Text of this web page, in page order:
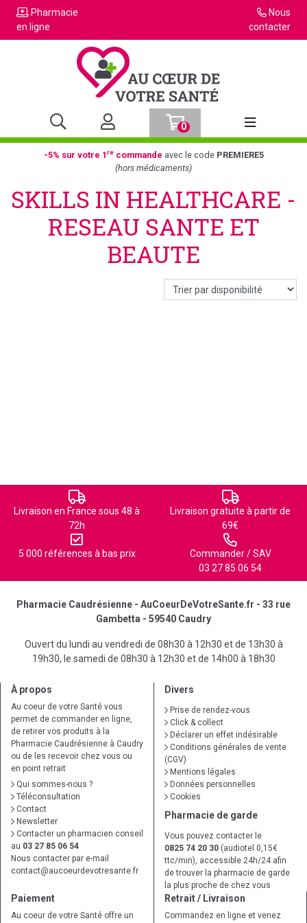
Pharmacie
en ligne
Nous
contacter
0
Afficher la
-5% sur votre 1recommande avec le code PREMIERE5
(hors médicaments)
SKILLS IN HEALTHCARE -
RESEAU SANTE ET
BEAUTE
Livraison en France sous 48 à
72h
Livraison gratuite à partir de
69€
5 000 références à bas prix
Commander / SAV
03 27 85 06 54
Pharmacie Caudrésienne - AuCoeurDeVotreSante.fr - 33 rue
Gambetta - 59540 Caudry
Ouvert du lundi au vendredi de 08h30 à 12h30 et de 13h30 à
19h30, le samedi de 08h30 à 12h30 et de 14h00 à 18h30
À propos
Au coeur de votre Santé vous
permet de commander en ligne,
de retirer vos produits à la
Pharmacie Caudrésienne à Caudry
ou de les recevoir chez vous ou
en point retrait
Qui sommes-nous ?
Téléconsultation
Contact
Newsletter
Contacter un pharmacien conseil
au 03 27 85 06 54
Nous contacter par e-mail
contact@aucoeurdevotresante.fr
Divers
Prise de rendez-vous
Click & collect
Déclarer un effet indésirable
Conditions générales de vente
(CGV)
Mentions légales
Données personnelles
Cookies
Pharmacie de garde
Vous pouvez contacter le
0825 74 20 30 (audiotel 0,15€
ttc/min), accessible 24h/24 afin
de trouver la pharmacie de garde
la plus proche de chez vous
Paiement
Au coeur de votre Santé offre un
Retrait / Livraison
Commandez en ligne et venez